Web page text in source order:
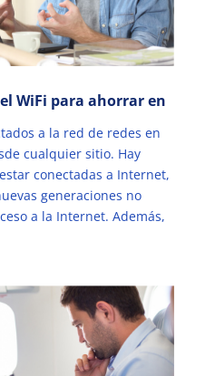
WiFi para ahorrar en
a la red de redes en
cualquier sitio. Hay
conectadas a Internet,
generaciones no
a la Internet. Además,